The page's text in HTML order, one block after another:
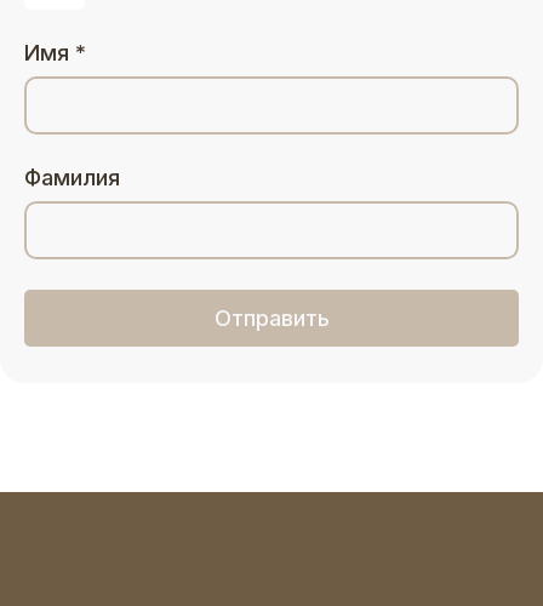
Имя *
Фамилия
Отправить